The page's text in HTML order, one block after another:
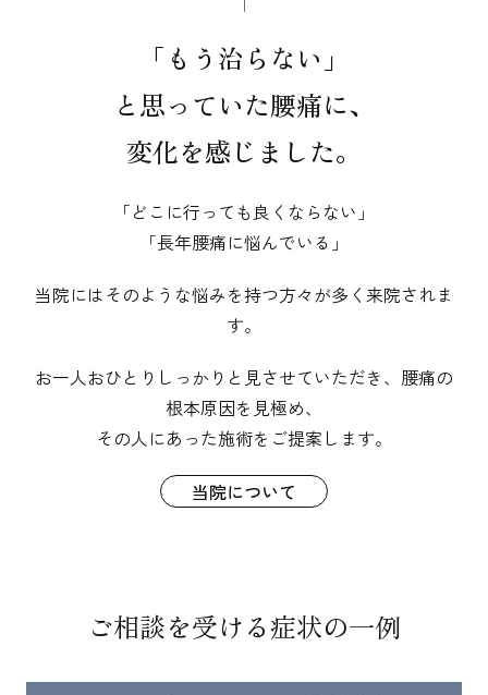
「もう治らない」
​​​​​​​と思っていた腰痛に、
​​​​​​​変化を感じました。
「どこに行っても良くならない」
​​​​​​​「長年腰痛に悩んでいる」
当院にはそのような悩みを持つ方々が多く来院されま
す。
お一人おひとりしっかりと見させていただき、腰痛の
根本原因を見極め、
その人にあった施術をご提案します。
当院について
ご相談を受ける症状の一例